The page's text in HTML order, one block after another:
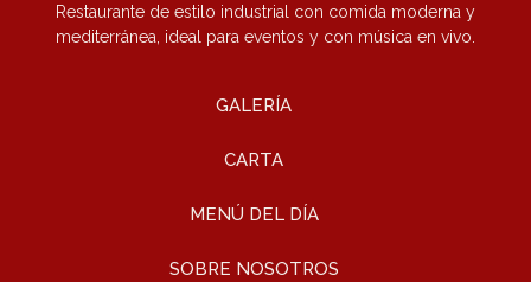
Restaurante de estilo industrial con comida moderna y
mediterránea, ideal para eventos y con música en vivo.
GALERÍA
CARTA
MENÚ DEL DÍA
SOBRE NOSOTROS